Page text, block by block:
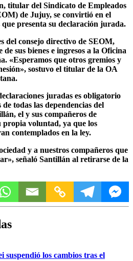
titular del Sindicato de Empleados
de Jujuy, se convirtió en el
presenta su declaración jurada.
del consejo directivo de SEOM,
sus bienes e ingresos a la Oficina
«Esperamos que otros gremios y
sostuvo el titular de la OA
juradas es obligatorio
todas las dependencias del
el y sus compañeros de
voluntad, ya que los
contemplados en la ley.
y a nuestros compañeros que
señaló Santillán al retirarse de la